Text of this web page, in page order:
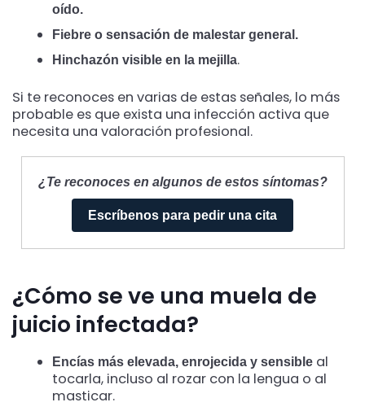
oído.
Fiebre o sensación de malestar general.
Hinchazón visible en la mejilla.
Si te reconoces en varias de estas señales, lo más
probable es que exista una infección activa que
necesita una valoración profesional.
¿Te reconoces en algunos de estos síntomas?
Escríbenos para pedir una cita
¿Cómo se ve una muela de
juicio infectada?
Encías más elevada, enrojecida y sensible al
tocarla, incluso al rozar con la lengua o al
masticar.